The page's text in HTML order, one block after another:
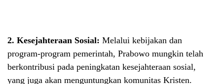
2. Kesejahteraan Sosial: Melalui kebijakan dan
program-program pemerintah, Prabowo mungkin telah
berkontribusi pada peningkatan kesejahteraan sosial,
yang juga akan menguntungkan komunitas Kristen.